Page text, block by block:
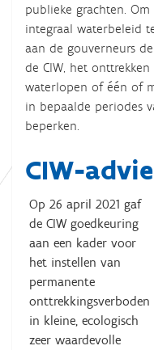
publieke grachten.
integraal waterbeleid
aan de gouverneurs
de CIW, het
waterlopen of één of
in bepaalde periodes
beperken.
CIW-
Op 26 april 2021 gaf
de CIW goedkeuring
aan een kader voor
het instellen van
permanente
onttrekkingsverboden
in kleine, ecologisch
zeer waardevolle